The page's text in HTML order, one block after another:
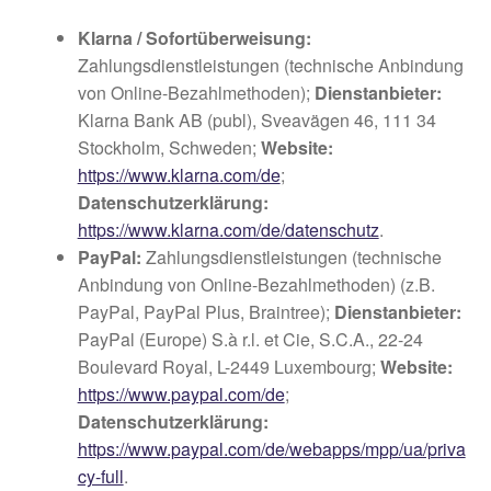
Klarna / Sofortüberweisung:
Zahlungsdienstleistungen (technische Anbindung
von Online-Bezahlmethoden); Dienstanbieter:
Klarna Bank AB (publ), Sveavägen 46, 111 34
Stockholm, Schweden; Website:
https://www.klarna.com/de;
Datenschutzerklärung:
https://www.klarna.com/de/datenschutz.
PayPal: Zahlungsdienstleistungen (technische
Anbindung von Online-Bezahlmethoden) (z.B.
PayPal, PayPal Plus, Braintree); Dienstanbieter:
PayPal (Europe) S.à r.l. et Cie, S.C.A., 22-24
Boulevard Royal, L-2449 Luxembourg; Website:
https://www.paypal.com/de;
Datenschutzerklärung:
https://www.paypal.com/de/webapps/mpp/ua/priva
cy-full.